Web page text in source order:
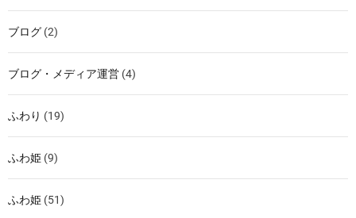
ブログ (2)
ブログ・メディア運営 (4)
ふわり (19)
ふわ姫 (9)
ふわ姫 (51)